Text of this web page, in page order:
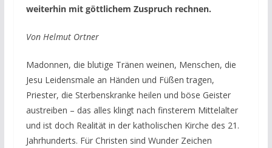
weiterhin mit göttlichem Zuspruch rechnen.
Von Helmut Ortner
Madonnen, die blutige Tränen weinen, Menschen, die
Jesu Leidensmale an Händen und Füßen tragen,
Priester, die Sterbenskranke heilen und böse Geister
austreiben – das alles klingt nach finsterem Mittelalter
und ist doch Realität in der katholischen Kirche des 21.
Jahrhunderts. Für Christen sind Wunder Zeichen